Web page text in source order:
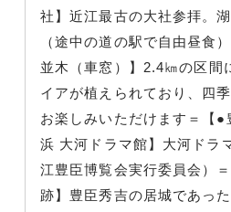
社】近江最古の大社参拝。
（途中の道の駅で自由昼食
並木（車窓）】2.4㎞の区間
イアが植えられており、四
お楽しみいただけます＝【
浜 大河ドラマ館】大河ドラ
江豊臣博覧会実行委員会）
跡】豊臣秀吉の居城であっ